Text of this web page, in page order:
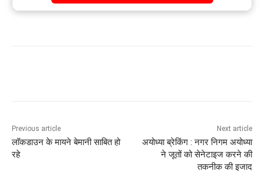
Previous article
लॉकडाउन के मायने बेमानी साबित हो
रहे
Next article
अयोध्या ब्रेकिंग : नगर निगम अयोध्या
ने जूतों को सेनेटाइज करने की
तकनीक की इजाद